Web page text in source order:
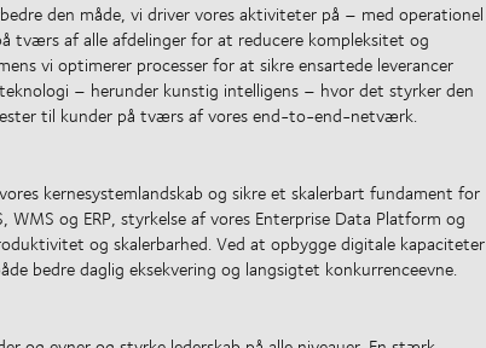
den måde, vi driver vores aktiviteter på – med operationel
tværs af alle afdelinger for at reducere kompleksitet og
vi optimerer processer for at sikre ensartede leverancer
– herunder kunstig intelligens – hvor det styrker den
til kunder på tværs af vores end-to-end-netværk.
kernesystemlandskab og sikre et skalerbart fundament for
og ERP, styrkelse af vores Enterprise Data Platform og
og skalerbarhed. Ved at opbygge digitale kapaciteter
bedre daglig eksekvering og langsigtet konkurrenceevne.